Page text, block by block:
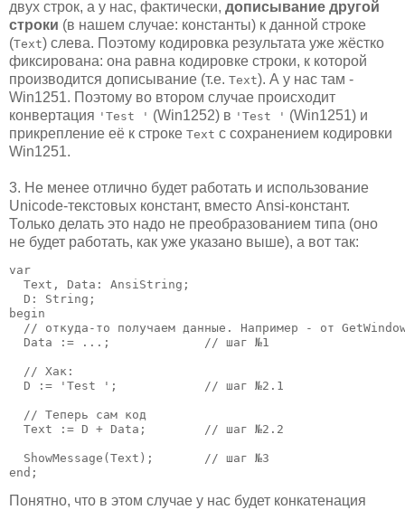
двух строк, а у нас, фактически, дописывание другой
строки (в нашем случае: константы) к данной строке
(Text) слева. Поэтому кодировка результата уже жёстко
фиксирована: она равна кодировке строки, к которой
производится дописывание (т.е. Text). А у нас там -
Win1251. Поэтому во втором случае происходит
конвертация 'Test ' (Win1252) в 'Test ' (Win1251) и
прикрепление её к строке Text с сохранением кодировки
Win1251.
3. Не менее отлично будет работать и использование
Unicode-текстовых констант, вместо Ansi-констант.
Только делать это надо не преобразованием типа (оно
не будет работать, как уже указано выше), а вот так:
var
  Text, Data: AnsiString;
  D: String;
begin
// откуда-то получаем данные. Например - от
  Data := ...;             // шаг №1
  // Хак:
  D := 'Test ';            // шаг №2.1
  // Теперь сам код
  Text := D + Data;        // шаг №2.2
  ShowMessage(Text);       // шаг №3
end;
Понятно, что в этом случае у нас будет конкатенация